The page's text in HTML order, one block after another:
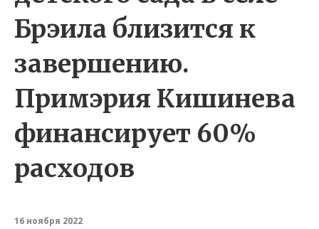
Брэила близится к
завершению.
Примэрия Кишинева
финансирует 60%
расходов
16 ноября 2022